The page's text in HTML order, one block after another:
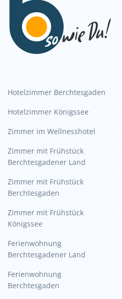
Hotelzimmer Berchtesgaden
Hotelzimmer Königssee
Zimmer im Wellnesshotel
Zimmer mit Frühstück
Berchtesgadener Land
Zimmer mit Frühstück
Berchtesgaden
Zimmer mit Frühstück
Königssee
Ferienwohnung
Berchtesgadener Land
Ferienwohnung
Berchtesgaden